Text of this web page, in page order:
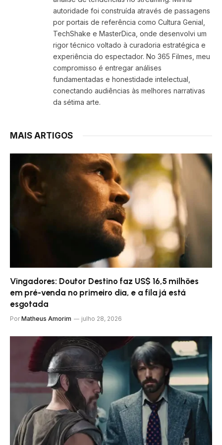
autoridade foi construída através de passagens
por portais de referência como Cultura Genial,
TechShake e MasterDica, onde desenvolvi um
rigor técnico voltado à curadoria estratégica e
experiência do espectador. No 365 Filmes, meu
compromisso é entregar análises
fundamentadas e honestidade intelectual,
conectando audiências às melhores narrativas
da sétima arte.
MAIS ARTIGOS
Vingadores: Doutor Destino faz US$ 16,5 milhões
em pré-venda no primeiro dia, e a fila já está
esgotada
Por Matheus Amorim julho 28, 2026